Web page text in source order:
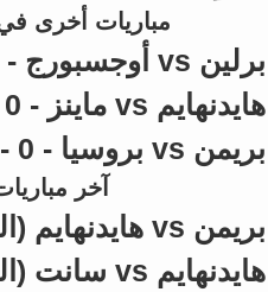
مباريات أخرى في
برلين vs أوجسبورج - 4 - 0
هايدنهايم vs ماينز - 0 - 2
بريمن vs بروسيا - 0 - 2
آخر
بريمن vs هايدنهايم (الدوري الألماني) - N/A
هايدنهايم vs سانت (الدوري الألماني) - N/A